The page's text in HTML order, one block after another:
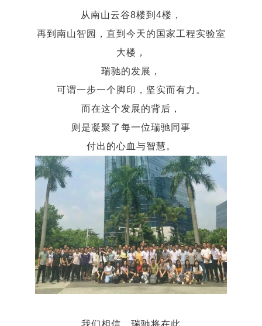
从南山云谷8楼到4楼，
再到南山智园，直到今天的国家工程实验室
大楼，
瑞驰的发展，
可谓一步一个脚印，坚实而有力。
而在这个发展的背后，
则是凝聚了每一位瑞驰同事
付出的心血与智慧。
我们相信，瑞驰将在此